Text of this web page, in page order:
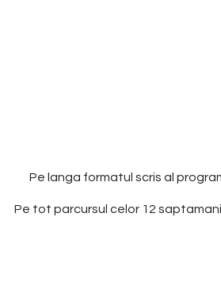
Pe langa formatul scris al
Pe tot parcursul celor 12